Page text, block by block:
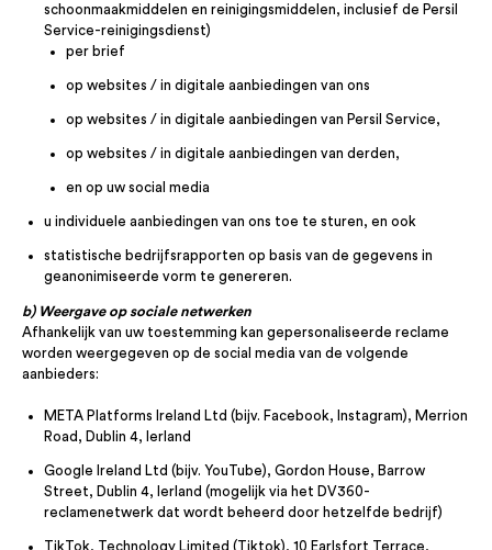
schoonmaakmiddelen en reinigingsmiddelen, inclusief de Persil
Service-reinigingsdienst)
per brief
op websites / in digitale aanbiedingen van ons
op websites / in digitale aanbiedingen van Persil Service,
op websites / in digitale aanbiedingen van derden,
en op uw social media
u individuele aanbiedingen van ons toe te sturen, en ook
statistische bedrijfsrapporten op basis van de gegevens in
geanonimiseerde vorm te genereren.
b) Weergave op sociale netwerken
Afhankelijk van uw toestemming kan gepersonaliseerde reclame
worden weergegeven op de social media van de volgende
aanbieders:
META Platforms Ireland Ltd (bijv. Facebook, Instagram), Merrion
Road, Dublin 4, Ierland
Google Ireland Ltd (bijv. YouTube), Gordon House, Barrow
Street, Dublin 4, Ierland (mogelijk via het DV360-
reclamenetwerk dat wordt beheerd door hetzelfde bedrijf)
TikTok, Technology Limited (Tiktok), 10 Earlsfort Terrace,